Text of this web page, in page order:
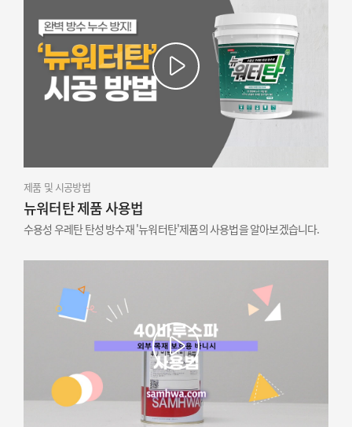
제품 및 시공방법
뉴워터탄 제품 사용법
수용성 우레탄 탄성 방수재 '뉴워터탄'제품의 사용법을 알아보겠습니다.